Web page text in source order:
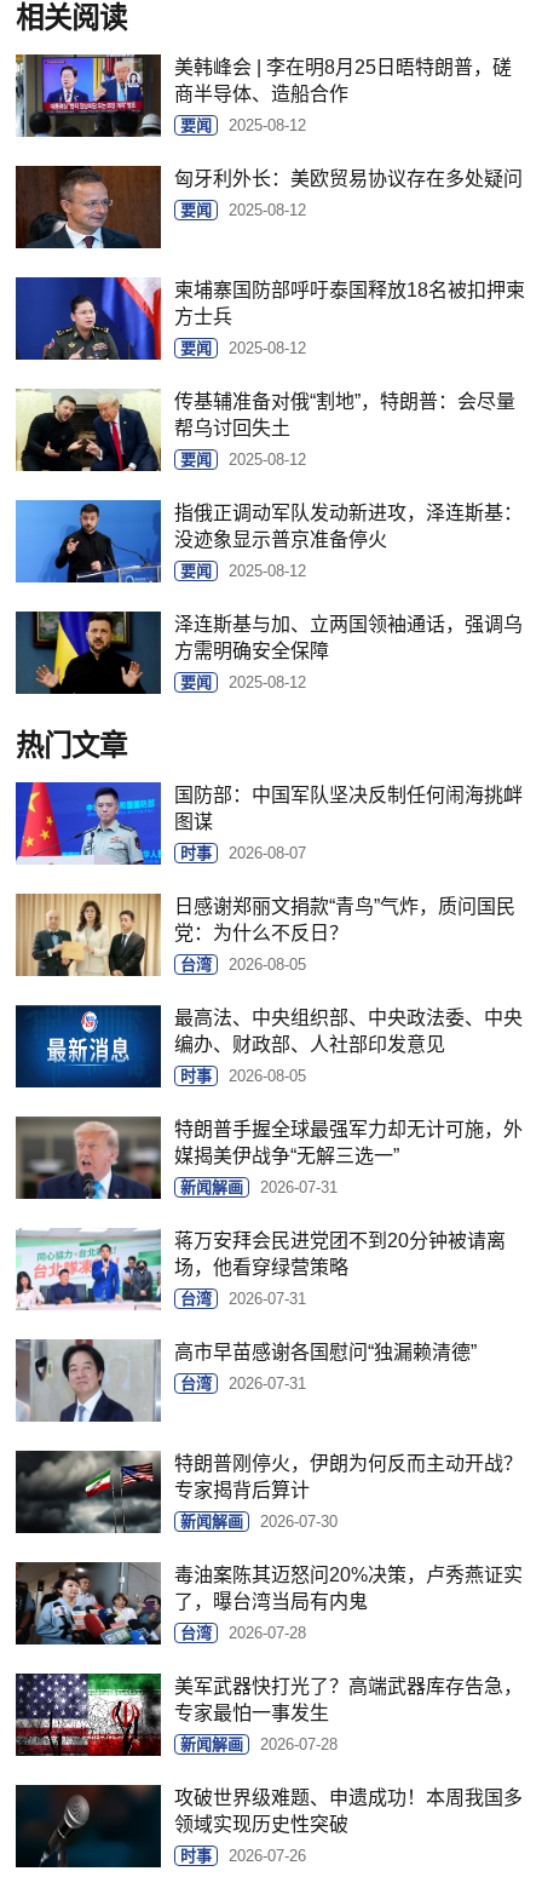
相关阅读
美韩峰会 | 李在明8月25日晤特朗普，磋
商半导体、造船合作
要闻 2025-08-12
匈牙利外长：美欧贸易协议存在多处疑问
要闻 2025-08-12
柬埔寨国防部呼吁泰国释放18名被扣押柬
方士兵
要闻 2025-08-12
传基辅准备对俄“割地”，特朗普：会尽量
帮乌讨回失土
要闻 2025-08-12
指俄正调动军队发动新进攻，泽连斯基：
没迹象显示普京准备停火
要闻 2025-08-12
泽连斯基与加、立两国领袖通话，强调乌
方需明确安全保障
要闻 2025-08-12
热门文章
国防部：中国军队坚决反制任何闹海挑衅
图谋
时事 2026-08-07
日感谢郑丽文捐款“青鸟”气炸，质问国民
党：为什么不反日？
台湾 2026-08-05
最高法、中央组织部、中央政法委、中央
编办、财政部、人社部印发意见
时事 2026-08-05
特朗普手握全球最强军力却无计可施，外
媒揭美伊战争“无解三选一”
新闻解画 2026-07-31
蒋万安拜会民进党团不到20分钟被请离
场，他看穿绿营策略
台湾 2026-07-31
高市早苗感谢各国慰问“独漏赖清德”
台湾 2026-07-31
特朗普刚停火，伊朗为何反而主动开战？
专家揭背后算计
新闻解画 2026-07-30
毒油案陈其迈怒问20%决策，卢秀燕证实
了，曝台湾当局有内鬼
台湾 2026-07-28
美军武器快打光了？高端武器库存告急，
专家最怕一事发生
新闻解画 2026-07-28
攻破世界级难题、申遗成功！本周我国多
领域实现历史性突破
时事 2026-07-26